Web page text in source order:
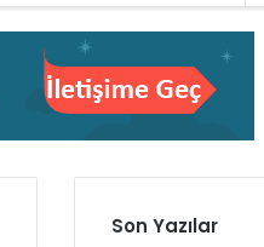
Son Yazılar